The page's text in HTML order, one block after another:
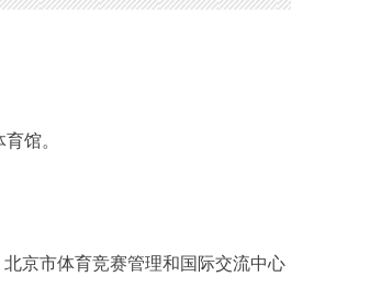
馆。
北京市体育竞赛管理和国际交流中心